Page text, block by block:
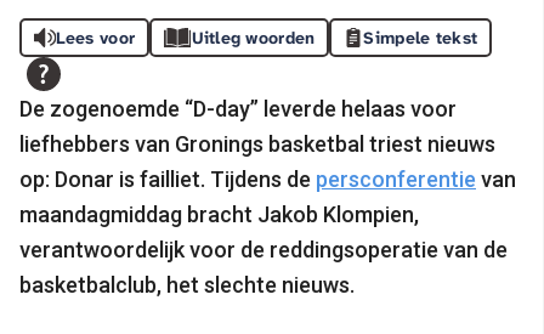
Lees voor Uitleg woorden Simpele tekst
De zogenoemde “D-day” leverde helaas voor
liefhebbers van Gronings basketbal triest nieuws
op: Donar is failliet. Tijdens de persconferentie van
maandagmiddag bracht Jakob Klompien,
verantwoordelijk voor de reddingsoperatie van de
basketbalclub, het slechte nieuws.